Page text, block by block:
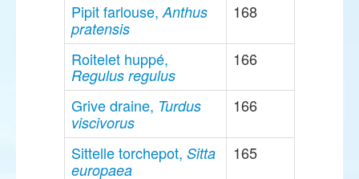
Pipit farlouse,Anthus
pratensis
168
Roitelet huppé,
Regulus regulus
166
Grive draine, Turdus
viscivorus
166
Sittelle torchepot, Sitta
europaea
165